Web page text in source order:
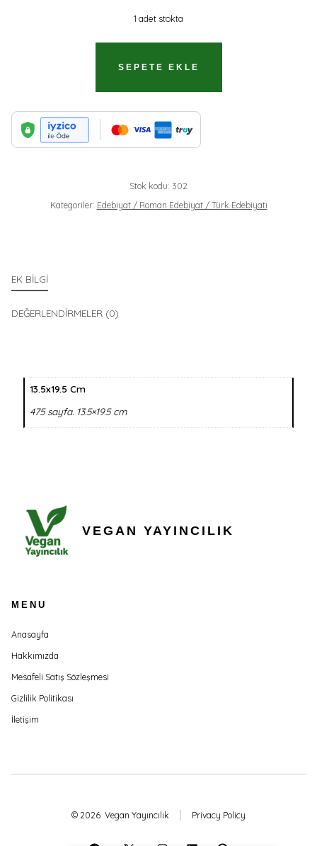
1 adet stokta
İMZALI
İTHAFLI.
ADET
SEPETE EKLE
Stok kodu: 302
Kategoriler: Edebiyat / Roman Edebiyat / Türk Edebiyatı
EK BILGI
DEĞERLENDIRMELER (0)
13.5x19.5 Cm
475 sayfa. 13.5×19.5 cm
VEGAN YAYINCILIK
MENU
Anasayfa
Hakkımızda
Mesafeli Satış Sözleşmesi
Gizlilik Politikası
İletişim
© 2026 Vegan Yayıncılık Privacy Policy